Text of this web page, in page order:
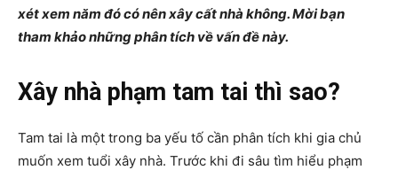
xét xem năm đó có nên xây cất nhà không.Mời bạn
tham khảo những phân tích về vấn đề này.
Xây nhà phạm tam tai thì sao?
Tam tai là một trong ba yếu tố cần phân tích khi gia chủ
muốn xem tuổi xây nhà. Trước khi đi sâu tìm hiểu phạm